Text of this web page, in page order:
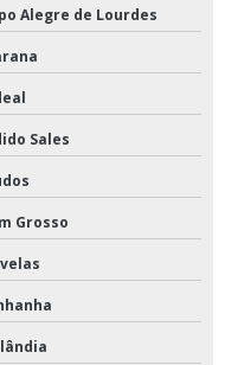
Alegre de Lourdes
Sales
Grosso